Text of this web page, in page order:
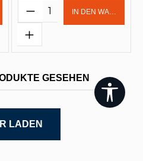
Gib den
Produkt Anzahl:
IN DEN
GESEHEN
LADEN